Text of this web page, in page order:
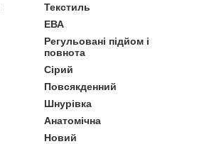
Текстиль
ЕВА
Регульовані підйом і
повнота
Сірий
Повсякденний
Шнурівка
Анатомічна
Новий